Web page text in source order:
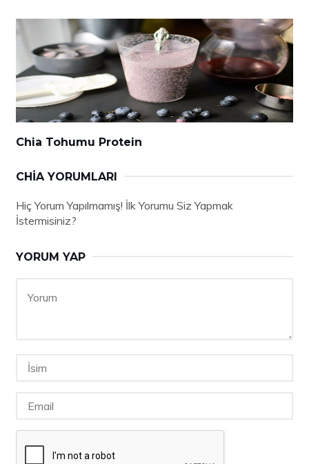
Chia Tohumu Protein
CHIA YORUMLARI
Hiç Yorum Yapılmamış! İlk Yorumu Siz Yapmak
İstermisiniz?
YORUM YAP